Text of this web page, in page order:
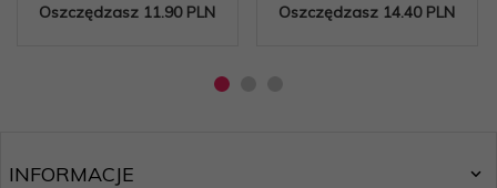
Oszczędzasz 11.90 PLN
Oszczędzasz 14.40 PLN
INFORMACJE